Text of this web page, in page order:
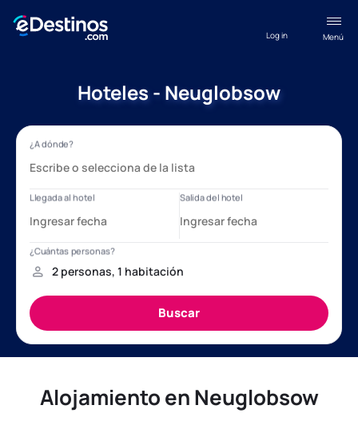
Menú
Log in
Hoteles - Neuglobsow
Alojamiento en Neuglobsow